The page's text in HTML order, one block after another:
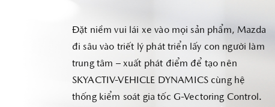
Đặt niềm vui lái xe vào mọi sản phẩm, Mazda
đi sâu vào triết lý phát triển lấy con người làm
trung tâm – xuất phát điểm để tạo nên
SKYACTIV-VEHICLE DYNAMICS cùng hệ
thống kiểm soát gia tốc G-Vectoring Control.